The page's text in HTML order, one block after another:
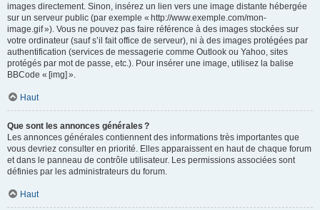
images directement. Sinon, insérez un lien vers une image distante hébergée
sur un serveur public (par exemple « http://www.exemple.com/mon-
image.gif »). Vous ne pouvez pas faire référence à des images stockées sur
votre ordinateur (sauf s’il fait office de serveur), ni à des images protégées par
authentification (services de messagerie comme Outlook ou Yahoo, sites
protégés par mot de passe, etc.). Pour insérer une image, utilisez la balise
BBCode « [img] ».
Haut
Que sont les annonces générales ?
Les annonces générales contiennent des informations très importantes que
vous devriez consulter en priorité. Elles apparaissent en haut de chaque forum
et dans le panneau de contrôle utilisateur. Les permissions associées sont
définies par les administrateurs du forum.
Haut